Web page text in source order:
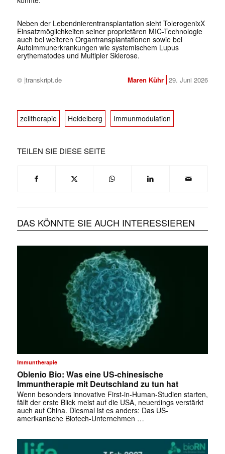
Neben der Lebendnierentransplantation sieht TolerogenixX
Einsatzmöglichkeiten seiner proprietären MIC-Technologie
auch bei weiteren Organtransplantationen sowie bei
Autoimmunerkrankungen wie systemischem Lupus
erythematodes und Multipler Sklerose.
© |transkript.de Maren Kühr 29. Juni 2026
zelltherapie Heidelberg Immunmodulation
TEILEN SIE DIESE SEITE
DAS KÖNNTE SIE AUCH INTERESSIEREN
Immuntherapie
Oblenio Bio: Was eine US-chinesische
Immuntherapie mit Deutschland zu tun hat
Wenn besonders innovative First-in-Human-Studien starten,
fällt der erste Blick meist auf die USA, neuerdings verstärkt
auch auf China. Diesmal ist es anders: Das US-
amerikanische Biotech-Unternehmen …